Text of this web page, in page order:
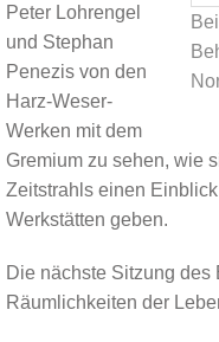
Peter Lohrengel
und Stephan
Penezis von den
Harz-Weser-
Werken mit dem
Gremium zu sehen, wie
Zeitstrahls einen
Werkstätten geben.
Die nächste Sitzung des
Räumlichkeiten der